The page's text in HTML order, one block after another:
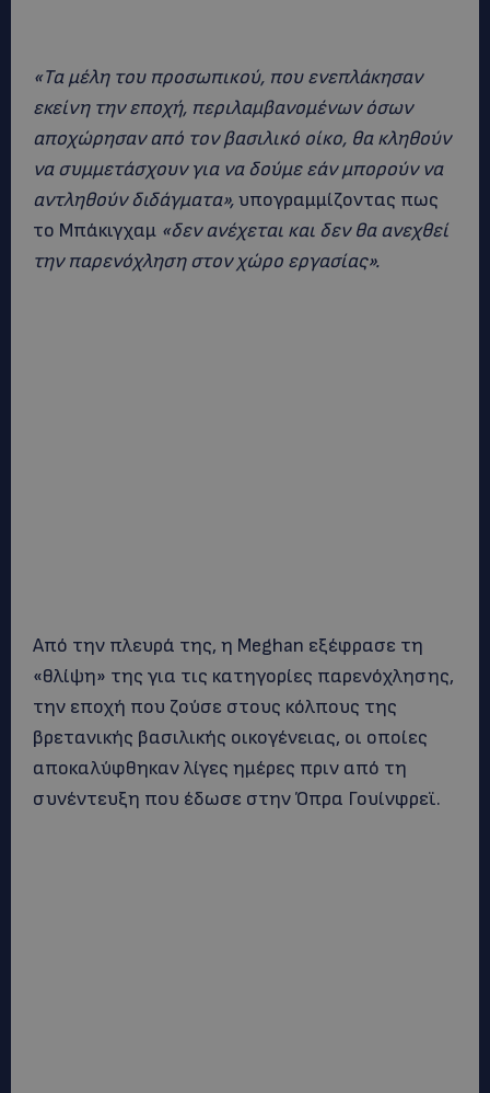
«Τα μέλη του προσωπικού, που ενεπλάκησαν
εκείνη την εποχή, περιλαμβανομένων όσων
αποχώρησαν από τον βασιλικό οίκο, θα κληθούν
να συμμετάσχουν για να δούμε εάν μπορούν να
αντληθούν διδάγματα»,υπογραμμίζοντας πως
το Μπάκιγχαμ «δεν ανέχεται και δεν θα ανεχθεί
την παρενόχληση στον χώρο εργασίας».
Από την πλευρά της, η Meghan εξέφρασε τη
«θλίψη» της για τις κατηγορίες παρενόχλησης,
την εποχή που ζούσε στους κόλπους της
βρετανικής βασιλικής οικογένειας, οι οποίες
αποκαλύφθηκαν λίγες ημέρες πριν από τη
συνέντευξη που έδωσε στην Όπρα Γουίνφρεϊ.